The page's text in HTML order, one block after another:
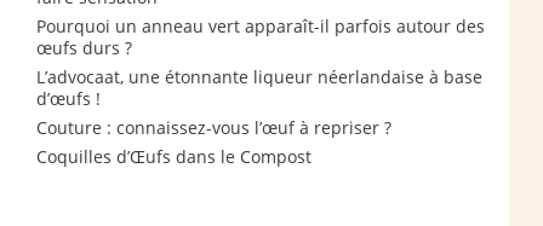
Pourquoi un anneau vert apparaît-il parfois autour des
œufs durs ?
L’advocaat, une étonnante liqueur néerlandaise à base
d’œufs !
Couture : connaissez-vous l’œuf à repriser ?
Coquilles d’Œufs dans le Compost